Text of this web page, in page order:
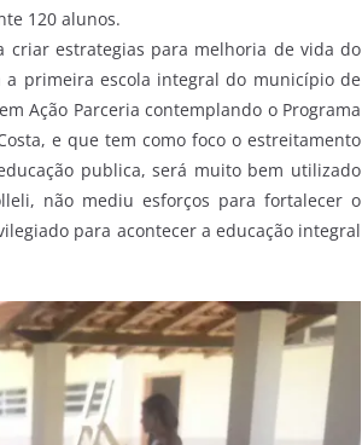
120 alunos.
criar estrategias para melhoria de vida do
a primeira escola integral do município de
Ação Parceria contemplando o Programa
e que tem como foco o estreitamento
publica, será muito bem utilizado
não mediu esforços para fortalecer o
para acontecer a educação integral